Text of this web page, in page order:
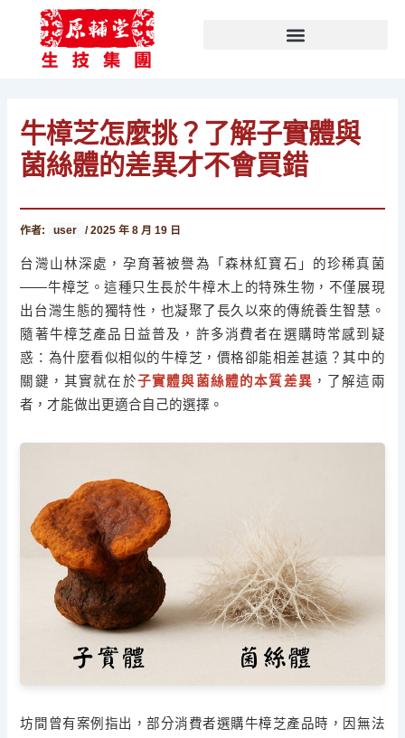
牛樟芝怎麼挑？了解子實體與
菌絲體的差異才不會買錯
作者: user /2025 年 8 月 19 日
台灣山林深處，孕育著被譽為「森林紅寶石」的珍稀真菌
——牛樟芝。這種只生長於牛樟木上的特殊生物，不僅展現
出台灣生態的獨特性，也凝聚了長久以來的傳統養生智慧。
隨著牛樟芝產品日益普及，許多消費者在選購時常感到疑
惑：為什麼看似相似的牛樟芝，價格卻能相差甚遠？其中的
關鍵，其實就在於子實體與菌絲體的本質差異 ，了解這兩
者，才能做出更適合自己的選擇。
坊間曾有案例指出，部分消費者選購牛樟芝產品時，因無法